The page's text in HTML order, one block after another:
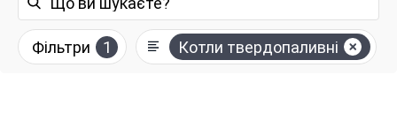
Фільтри 1 Котли твердопаливні